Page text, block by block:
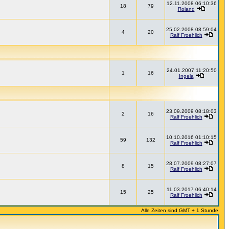
18 79
12.11.2008 06:10:36
Roland
4 20
25.02.2008 08:59:04
Ralf Froehlich
1 16
24.01.2007 11:20:50
Ingela
2 16
23.09.2009 08:18:03
Ralf Froehlich
59 132
10.10.2016 01:10:15
Ralf Froehlich
8 15
28.07.2009 08:27:07
Ralf Froehlich
15 25
11.03.2017 06:40:14
Ralf Froehlich
Alle Zeiten sind GMT + 1 Stunde